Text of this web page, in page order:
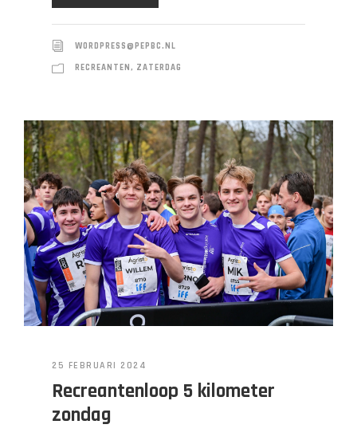
WORDPRESS@PEPBC.NL
RECREANTEN, ZATERDAG
25 FEBRUARI 2024
Recreantenloop 5 kilometer
zondag